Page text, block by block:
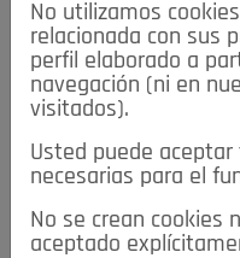
≡NOTICIAS
NOTICIAS
No utilizamos
relacionada con sus
perfil elaborado a
navegación (ni en
visitados).
Usted puede
necesarias para el
No se crean cookies
aceptado